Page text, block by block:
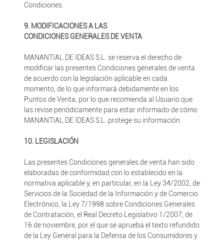
Condiciones.
9. MODIFICACIONES A LAS
CONDICIONES GENERALES DE VENTA
MANANTIAL DE IDEAS S.L. se reserva el derecho de
modificar las presentes Condiciones generales de venta
de acuerdo con la legislación aplicable en cada
momento, de lo que informará debidamente en los
Puntos de Venta, por lo que recomienda al Usuario que
las revise periódicamente para estar informado de cómo
MANANTIAL DE IDEAS S.L. protege su información.
10. LEGISLACIÓN
Las presentes Condiciones generales de venta han sido
elaboradas de conformidad con lo establecido en la
normativa aplicable y, en particular, en la Ley 34/2002, de
Servicios de la Sociedad de la Información y de Comercio
Electrónico, la Ley 7/1998 sobre Condiciones Generales
de Contratación, el Real Decreto Legislativo 1/2007, de
16 de noviembre, por el que se aprueba el texto refundido
de la Ley General para la Defensa de los Consumidores y